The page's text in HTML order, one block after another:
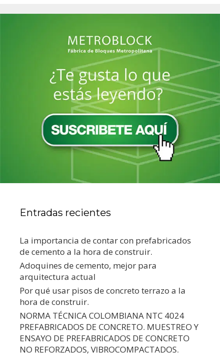
Entradas recientes
La importancia de contar con prefabricados
de cemento a la hora de construir.
Adoquines de cemento, mejor para
arquitectura actual
Por qué usar pisos de concreto terrazo a la
hora de construir.
NORMA TÉCNICA COLOMBIANA NTC 4024
PREFABRICADOS DE CONCRETO. MUESTREO Y
ENSAYO DE PREFABRICADOS DE CONCRETO
NO REFORZADOS, VIBROCOMPACTADOS.